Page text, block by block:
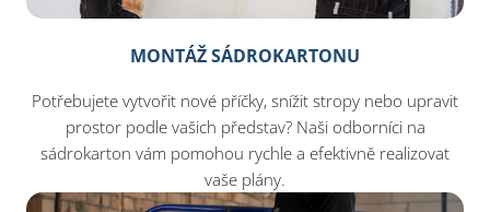
MONTÁŽ SÁDROKARTONU
Potřebujete vytvořit nové příčky, snížit stropy nebo upravit
prostor podle vašich představ? Naši odborníci na
sádrokarton vám pomohou rychle a efektivně realizovat
vaše plány.